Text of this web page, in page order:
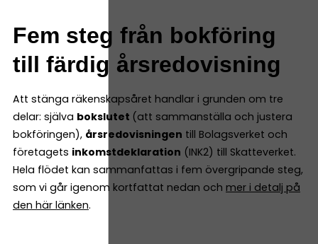
Fem steg från bokföring
till färdig årsredovisning
Att stänga räkenskapsåret handlar i grunden om tre
delar: själva bokslutet (att sammanställa och justera
bokföringen), årsredovisningen till Bolagsverket och
företagets inkomstdeklaration (INK2) till Skatteverket.
Hela flödet kan sammanfattas i fem övergripande steg,
som vi går igenom kortfattat nedan och mer i detalj på
den här länken.